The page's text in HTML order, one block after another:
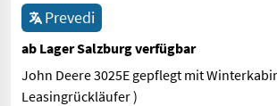
Prevedi
ab Lager Salzburg verfügbar
John Deere 3025E gepflegt mit
Leasingrückläufer )